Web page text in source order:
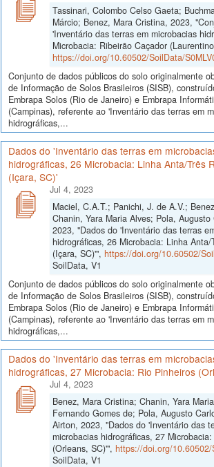
Tassinari, Colombo Celso Gaeta;
Márcio; Benez, Mara Cristina, 2023,
'Inventário das terras em microbacias
Microbacia: Ribeirão Caçador
https://doi.org/10.60502/SoilData/
Conjunto de dados públicos do solo originalmente
de Informação de Solos Brasileiros (SISB),
Embrapa Solos (Rio de Janeiro) e Embrapa
(Campinas), referente ao 'Inventário das terras em
hidrográficas,...
Dados do 'Inventário das terras em
hidrográficas, 26 Microbacia: Linha Anta/Três
(Içara, SC)'
Jul 4, 2023
Maciel, C.A.T.; Panichi, J. de A.V.;
Chanin, Yara Maria Alves; Pola,
2023, "Dados do 'Inventário das terras
hidrográficas, 26 Microbacia: Linha Anta/
(Içara, SC)'", https://doi.org/10.60502/
SoilData, V1
Conjunto de dados públicos do solo originalmente
de Informação de Solos Brasileiros (SISB),
Embrapa Solos (Rio de Janeiro) e Embrapa
(Campinas), referente ao 'Inventário das terras em
hidrográficas,...
Dados do 'Inventário das terras em
hidrográficas, 27 Microbacia: Rio Pinheiros
Jul 4, 2023
Benez, Mara Cristina; Chanin, Yara
Fernando Gomes de; Pola, Augusto
Airton, 2023, "Dados do 'Inventário das
microbacias hidrográficas, 27
(Orleans, SC)'", https://doi.org/
SoilData, V1